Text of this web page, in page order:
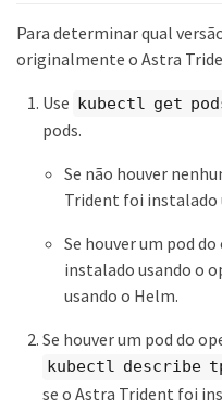
Para determinar qual
originalmente o Astra
Use kubectl get
pods.
Se não houver
Trident foi
Se houver um pod
instalado usando o
usando o Helm.
Se houver um pod do
kubectl describe
se o Astra Trident foi